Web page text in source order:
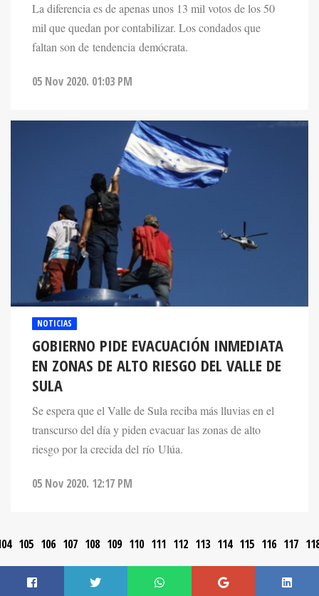
La diferencia es de apenas unos 13 mil votos de los 50
mil que quedan por contabilizar. Los condados que
faltan son de tendencia demócrata.
05 Nov 2020. 01:03 PM
NOTICIAS
GOBIERNO PIDE EVACUACIÓN INMEDIATA
EN ZONAS DE ALTO RIESGO DEL VALLE DE
SULA
Se espera que el Valle de Sula reciba más lluvias en el
transcurso del día y piden evacuar las zonas de alto
riesgo por la crecida del río Ulúa.
05 Nov 2020. 12:17 PM
105 106 107 108 109 110 111 112 113 114 115 116 117